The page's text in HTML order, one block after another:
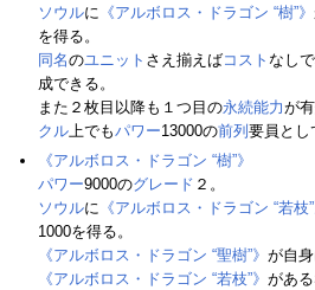
ソウルに 《アルボロス・ドラゴン “樹”》
を得る。
同名のユニット さえ揃えばコスト なし
成できる。
また２枚目以降も１つ目の永続能力が
クル上でもパワー13000の前列 要員とし
《アルボロス・ドラゴン “樹”》
パワー9000のグレード ２。
ソウルに 《アルボロス・ドラゴン “若枝”
1000を得る。
《アルボロス・ドラゴン “聖樹”》 が自
《アルボロス・ドラゴン “若枝”》 があ